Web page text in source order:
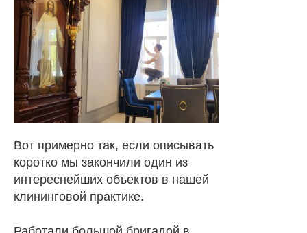
Вот примерно так, если описывать
коротко мы закончили один из
интереснейших объектов в нашей
клининговой практике.